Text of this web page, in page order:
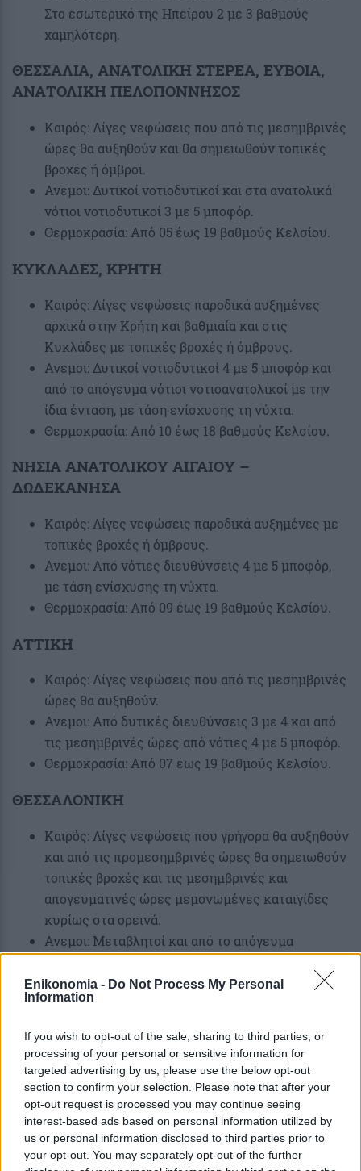
Enikonomia - Do Not Process My Personal
Information
If you wish to opt-out of the sale, sharing to third parties, or
processing of your personal or sensitive information for
targeted advertising by us, please use the below opt-out
section to confirm your selection. Please note that after your
opt-out request is processed you may continue seeing
interest-based ads based on personal information utilized by
us or personal information disclosed to third parties prior to
your opt-out. You may separately opt-out of the further
Στο εσωτερικό της Ηπείρου 2 με 3 βαθμούς
χαμηλότερη.
ΘΕΣΣΑΛΙΑ, ΑΝΑΤΟΛΙΚΗ ΣΤΕΡΕΑ, ΕΥΒΟΙΑ,
ΑΝΑΤΟΛΙΚΗ ΠΕΛΟΠΟΝΝΗΣΟΣ
Καιρός: Λίγες νεφώσεις που από τις μεσημβρινές
ώρες θα αυξηθούν και θα σημειωθούν τοπικές
βροχές ή όμβροι.
Ανεμοι: Δυτικοί νοτιοδυτικοί και στα ανατολικά
νότιοι νοτιοδυτικοί 3 με 5 μποφόρ.
Θερμοκρασία: Από 05 έως 19 βαθμούς Κελσίου.
ΚΥΚΛΑΔΕΣ, ΚΡΗΤΗ
Καιρός: Λίγες νεφώσεις παροδικά αυξημένες
αρχικά στην Κρήτη και βαθμιαία και στις
Κυκλάδες με τοπικές βροχές ή όμβρους.
Ανεμοι: Δυτικοί νοτιοδυτικοί 4 με 5 μποφόρ και
από το απόγευμα νότιοι νοτιοανατολικοί με την
ίδια ένταση, με τάση ενίσχυσης τη νύχτα.
Θερμοκρασία: Από 10 έως 18 βαθμούς Κελσίου.
ΝΗΣΙΑ ΑΝΑΤΟΛΙΚΟΥ ΑΙΓΑΙΟΥ –
ΔΩΔΕΚΑΝΗΣΑ
Καιρός: Λίγες νεφώσεις παροδικά αυξημένες με
τοπικές βροχές ή όμβρους.
Ανεμοι: Από νότιες διευθύνσεις 4 με 5 μποφόρ,
με τάση ενίσχυσης τη νύχτα.
Θερμοκρασία: Από 09 έως 19 βαθμούς Κελσίου.
ΑΤΤΙΚΗ
Καιρός: Λίγες νεφώσεις που από τις μεσημβρινές
ώρες θα αυξηθούν.
Ανεμοι: Από δυτικές διευθύνσεις 3 με 4 και από
τις μεσημβρινές ώρες από νότιες 4 με 5 μποφόρ.
Θερμοκρασία: Από 07 έως 19 βαθμούς Κελσίου.
ΘΕΣΣΑΛΟΝΙΚΗ
Καιρός: Λίγες νεφώσεις που γρήγορα θα αυξηθούν
και από τις προμεσημβρινές ώρες θα σημειωθούν
τοπικές βροχές και τις μεσημβρινές και
απογευματινές ώρες μεμονωμένες καταιγίδες
κυρίως στα ορεινά.
Ανεμοι: Μεταβλητοί και από το απόγευμα
Θερμοκρασία: Από 07 έως 17 βαθμούς Κελσίου.
2026
Κακοκαιρία σε όλη τη χώρα με βροχές, καταιγίδες
και πιθανώς τοπικές χαλαζοπτώσεις. Τα
φαινόμενα προβλέπεται να είναι ισχυρά, με
μεγάλη διάρκεια και ένταση, από τις πρώτες
πρωινές ώρες στα νησιά του Ιονίου, από τις